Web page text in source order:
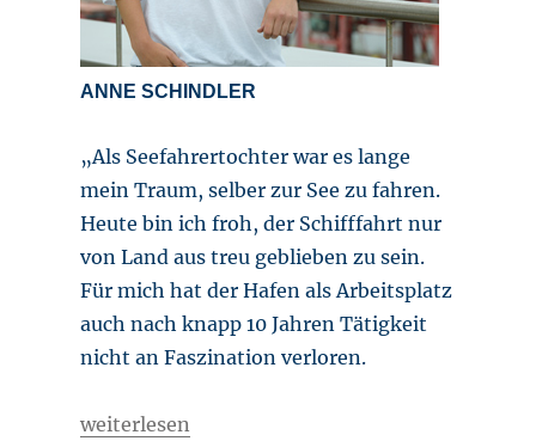
ANNE SCHINDLER
„Als Seefahrertochter war es lange
mein Traum, selber zur See zu fahren.
Heute bin ich froh, der Schifffahrt nur
von Land aus treu geblieben zu sein.
Für mich hat der Hafen als Arbeitsplatz
auch nach knapp 10 Jahren Tätigkeit
nicht an Faszination verloren.
„Seefahrertochter“
weiterlesen